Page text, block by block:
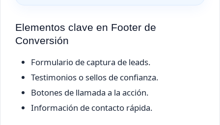
Elementos clave en Footer de
Conversión
Formulario de captura de leads.
Testimonios o sellos de confianza.
Botones de llamada a la acción.
Información de contacto rápida.